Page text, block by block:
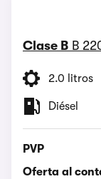
Clase B B
2.0 litros
Diésel
PVP
Oferta al